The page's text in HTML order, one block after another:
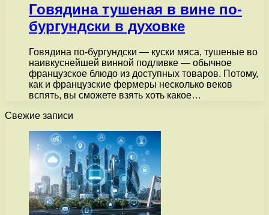
Говядина тушеная в вине по-
бургундски в духовке
Говядина по-бургундски — куски мяса, тушеные во
наивкуснейшей винной подливке — обычное
французское блюдо из доступных товаров. Потому,
как и французские фермеры несколько веков
вспять, вы сможете взять хоть какое…
Свежие записи